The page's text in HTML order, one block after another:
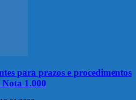
para prazos e procedimentos
1.000